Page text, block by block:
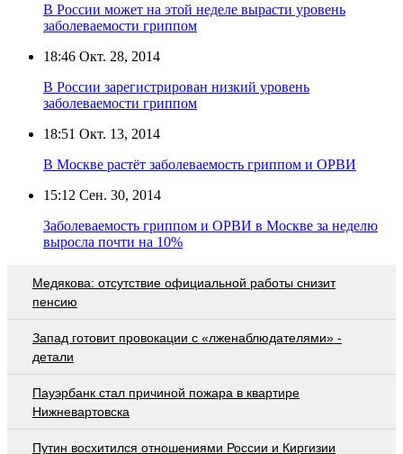
В России может на этой неделе вырасти уровень
заболеваемости гриппом
18:46 Окт. 28, 2014
В России зарегистрирован низкий уровень
заболеваемости гриппом
18:51 Окт. 13, 2014
В Москве растёт заболеваемость гриппом и ОРВИ
15:12 Сен. 30, 2014
Заболеваемость гриппом и ОРВИ в Москве за неделю
выросла почти на 10%
Медякова: отсутствие официальной работы снизит
пенсию
Запад готовит провокации с «лженаблюдателями» -
детали
Пауэрбанк стал причиной пожара в квартире
Нижневартовска
Путин восхитился отношениями России и Киргизии